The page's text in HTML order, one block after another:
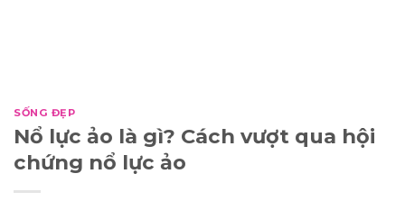
SỐNG ĐẸP
Nổ lực ảo là gì? Cách vượt qua hội
chứng nổ lực ảo